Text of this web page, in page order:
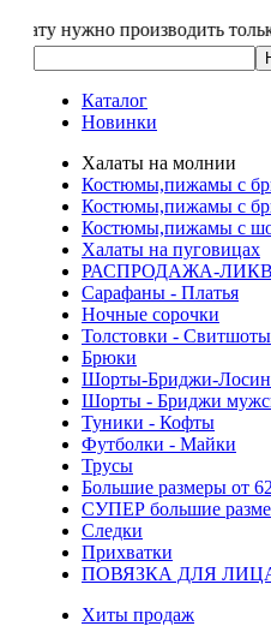
нужно производить
Каталог
Новинки
Халаты на молнии
Костюмы,пижамы с
Костюмы,пижамы с
Костюмы,пижамы с
Халаты на пуговицах
РАСПРОДАЖА-
Сарафаны - Платья
Ночные сорочки
Толстовки - Свитшоты
Брюки
Шорты-Бриджи-
Шорты - Бриджи
Туники - Кофты
Футболки - Майки
Трусы
Большие размеры от
СУПЕР большие
Следки
Прихватки
ПОВЯЗКА ДЛЯ
Хиты продаж